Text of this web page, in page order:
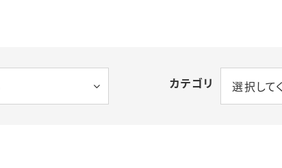
カテゴリ 選択して